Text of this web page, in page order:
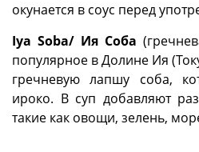
окунается в соус перед
Iya Soba/ Ия Cоба
популярное в Долине Ия
гречневую лапшу соба,
ироко. В суп добавляют
такие как овощи, зелень,